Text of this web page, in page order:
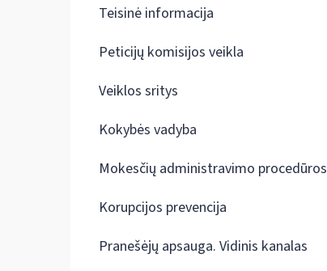
Teisinė informacija
Peticijų komisijos veikla
Veiklos sritys
Kokybės vadyba
Mokesčių administravimo procedūros
Korupcijos prevencija
Pranešėjų apsauga. Vidinis kanalas